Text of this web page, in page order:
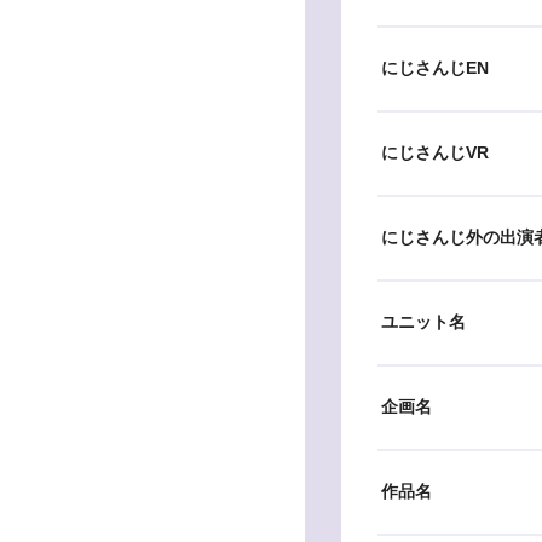
にじさんじEN
にじさんじVR
にじさんじ外の出演
ユニット名
企画名
作品名